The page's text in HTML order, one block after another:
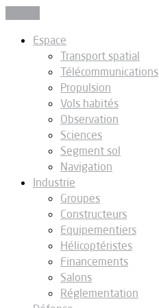
Espace
Transport spatial
Télécommunications
Propulsion
Vols habités
Observation
Sciences
Segment sol
Navigation
Industrie
Groupes
Constructeurs
Equipementiers
Hélicoptéristes
Financements
Salons
Réglementation